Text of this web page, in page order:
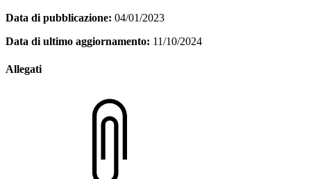
Data di pubblicazione: 04/01/2023
Data di ultimo aggiornamento: 11/10/2024
Allegati